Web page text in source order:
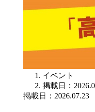
イベント
掲載日：
掲載日：2026.07.23